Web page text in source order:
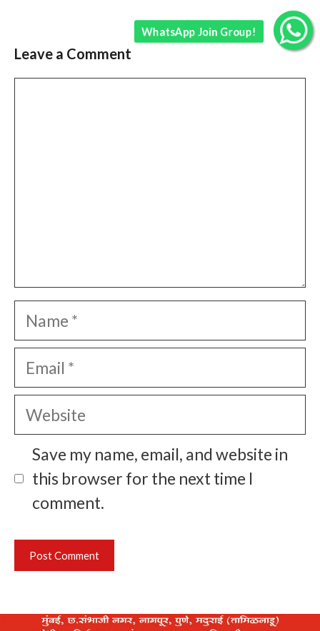
Leave a Comment
Name
Email
Website
Save my name, email, and website in
this browser for the next time I
comment.
WhatsApp Join Group!